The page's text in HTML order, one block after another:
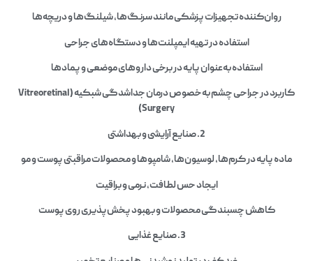
روان‌کننده تجهیزات پزشکی مانند سرنگ‌ها، شیلنگ‌ها و دریچه‌ها
استفاده در تهیه ایمپلنت‌ها و دستگاه‌های جراحی
استفاده به‌عنوان پایه در برخی داروهای موضعی و پمادها
کاربرد در جراحی چشم به‌خصوص درمان جداشدگی شبکیه (Vitreoretinal
Surgery)
2. صنایع آرایشی و بهداشتی
ماده پایه در کرم‌ها، لوسیون‌ها، شامپوها و محصولات مراقبتی پوست و مو
ایجاد حس لطافت، نرمی و براقیت
کاهش چسبندگی محصولات و بهبود پخش‌پذیری روی پوست
3. صنایع غذایی